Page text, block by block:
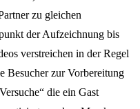
zu gleichen
der Aufzeichnung bis
verstreichen in der Regel
Besucher zur Vorbereitung
die ein Gast